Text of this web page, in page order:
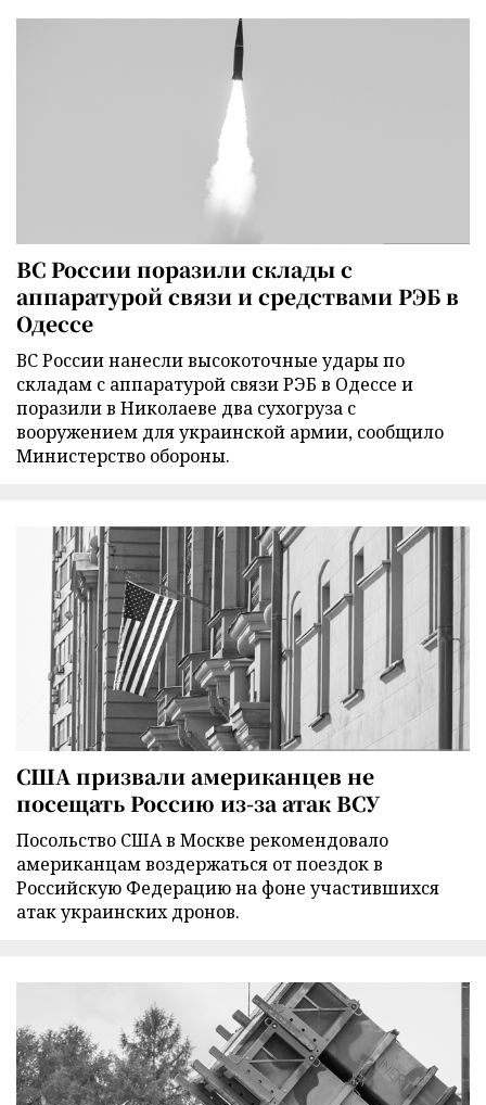
ВС России поразили склады с
аппаратурой связи и средствами РЭБ в
Одессе
ВС России нанесли высокоточные удары по
складам с аппаратурой связи РЭБ в Одессе и
поразили в Николаеве два сухогруза с
вооружением для украинской армии, сообщило
Министерство обороны.
США призвали американцев не
посещать Россию из-за атак ВСУ
Посольство США в Москве рекомендовало
американцам воздержаться от поездок в
Российскую Федерацию на фоне участившихся
атак украинских дронов.